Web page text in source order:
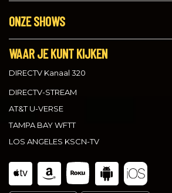
ONZE SHOWS
WAAR JE KUNT KIJKEN
DIRECTV Kanaal 320
DIRECTV-STREAM
AT&T U-VERSE
TAMPA BAY WFTT
LOS ANGELES KSCN-TV